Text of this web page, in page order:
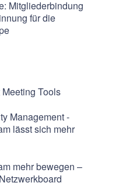
Mitgliederbindung
für die
Tools
Management -
lässt sich mehr
mehr bewegen –